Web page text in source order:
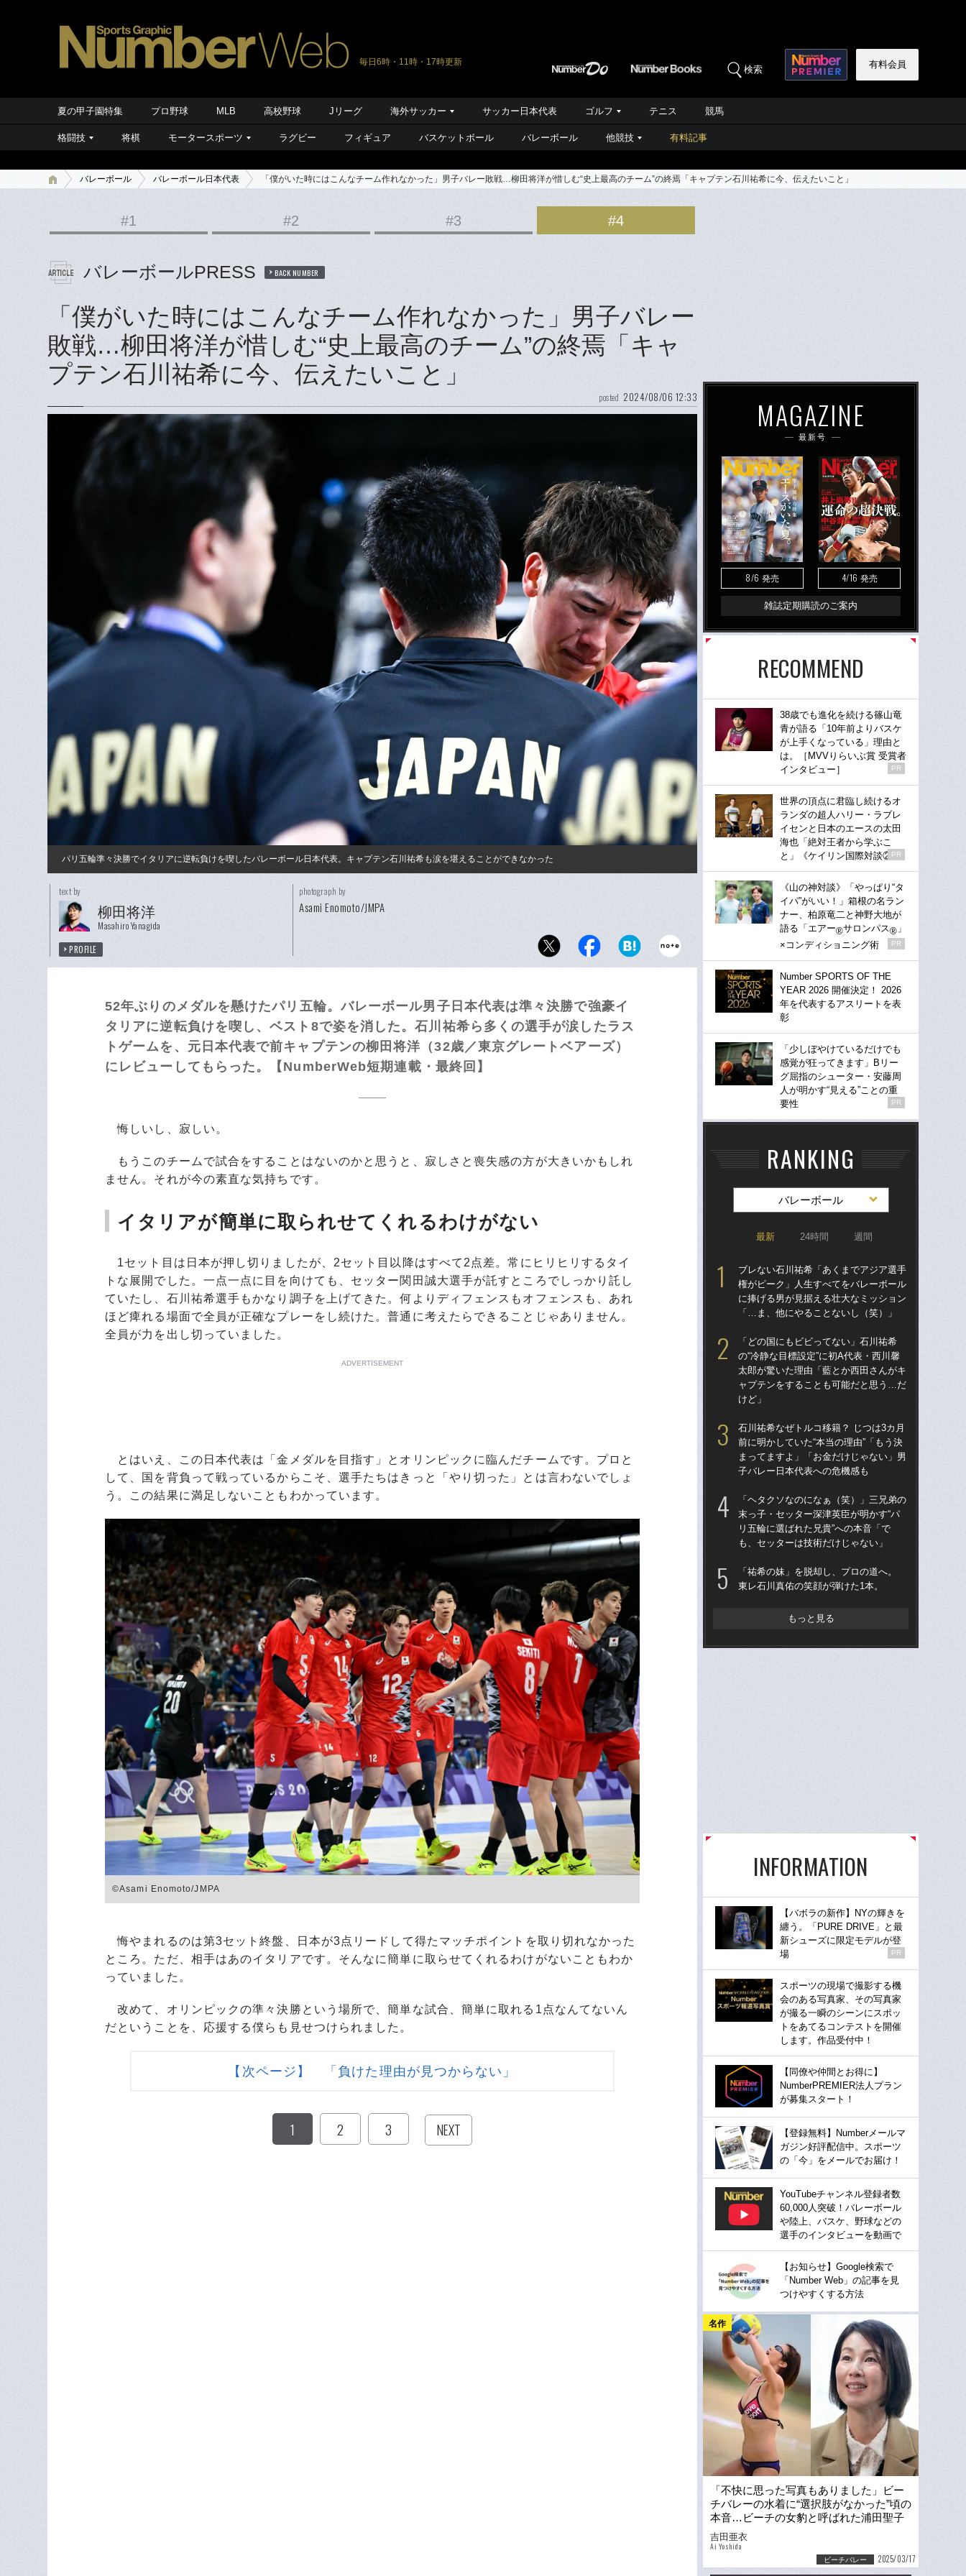
毎日6時・11時・17時更新
検索 有料会員
夏の甲子園特集 プロ野球 MLB 高校野球 Jリーグ 海外サッカー サッカー日本代表 ゴルフ テニス 競馬
格闘技 将棋 モータースポーツ ラグビー フィギュア バスケットボール バレーボール 他競技 有料記事
バレーボール バレーボール日本代表 「僕がいた時にはこんなチーム作れなかった」男子バレー敗戦…柳田将洋が惜しむ“史上最高のチーム”の終焉「キャプテン石川祐希に今、伝えたいこと」
#1 #2 #3 #4
バレーボールPRESS BACK NUMBER
「僕がいた時にはこんなチーム作れなかった」男子バレー
敗戦…柳田将洋が惜しむ“史上最高のチーム”の終焉「キャ
プテン石川祐希に今、伝えたいこと」
posted 2024/08/06 12:33
パリ五輪準々決勝でイタリアに逆転負けを喫したバレーボール日本代表。キャプテン石川祐希も涙を堪えることができなかった
text by
柳田将洋
Masahiro Yanagida
PROFILE
photograph by
Asami Enomoto/JMPA
52年ぶりのメダルを懸けたパリ五輪。バレーボール男子日本代表は準々決勝で強豪イ
タリアに逆転負けを喫し、ベスト8で姿を消した。石川祐希ら多くの選手が涙したラス
トゲームを、元日本代表で前キャプテンの柳田将洋（32歳／東京グレートベアーズ）
にレビューしてもらった。【NumberWeb短期連載・最終回】
悔しいし、寂しい。
もうこのチームで試合をすることはないのかと思うと、寂しさと喪失感の方が大きいかもしれ
ません。それが今の素直な気持ちです。
イタリアが簡単に取られせてくれるわけがない
1セット目は日本が押し切りましたが、2セット目以降はすべて2点差。常にヒリヒリするタイ
トな展開でした。一点一点に目を向けても、セッター関田誠大選手が託すところでしっかり託し
ていたし、石川祐希選手もかなり調子を上げてきた。何よりディフェンスもオフェンスも、あれ
ほど痺れる場面で全員が正確なプレーをし続けた。普通に考えたらできることじゃありません。
全員が力を出し切っていました。
ADVERTISEMENT
とはいえ、この日本代表は「金メダルを目指す」とオリンピックに臨んだチームです。プロと
して、国を背負って戦っているからこそ、選手たちはきっと「やり切った」とは言わないでしょ
う。この結果に満足しないこともわかっています。
©︎Asami Enomoto/JMPA
悔やまれるのは第3セット終盤、日本が3点リードして得たマッチポイントを取り切れなかった
ところ。ただ、相手はあのイタリアです。そんなに簡単に取らせてくれるわけがないこともわか
っていました。
改めて、オリンピックの準々決勝という場所で、簡単な試合、簡単に取れる1点なんてないん
だということを、応援する僕らも見せつけられました。
【次ページ】 「負けた理由が見つからない」
1 2 3 NEXT
MAGAZINE
最新号
8/6 発売 4/16 発売
雑誌定期購読のご案内
RECOMMEND
38歳でも進化を続ける篠山竜
青が語る「10年前よりバスケ
が上手くなっている」理由と
は。［MVVりらいぶ賞 受賞者
インタビュー］
PR
世界の頂点に君臨し続けるオ
ランダの超人ハリー・ラブレ
イセンと日本のエースの太田
海也「絶対王者から学ぶこ
と」《ケイリン国際対談②》
PR
《山の神対談》「やっぱり“タ
イパ”がいい！」箱根の名ラン
ナー、柏原竜二と神野大地が
語る「エアー®サロンパス® 」
×コンディショニング術
PR
Number SPORTS OF THE
YEAR 2026 開催決定！ 2026
年を代表するアスリートを表
彰
「少しぼやけているだけでも
感覚が狂ってきます」Bリー
グ屈指のシューター・安藤周
人が明かす“見える”ことの重
要性
PR
RANKING
バレーボール
最新 24時間 週間
ブレない石川祐希「あくまでアジア選手
権がピーク」人生すべてをバレーボール
に捧げる男が見据える壮大なミッション
「…ま、他にやることないし（笑）」
「どの国にもビビってない」石川祐希
の“冷静な目標設定”に初A代表・西川馨
太郎が驚いた理由「藍とか西田さんがキ
ャプテンをすることも可能だと思う…だ
けど」
石川祐希なぜトルコ移籍？ じつは3カ月
前に明かしていた“本当の理由”「もう決
まってますよ」「お金だけじゃない」男
子バレー日本代表への危機感も
「ヘタクソなのになぁ（笑）」三兄弟の
末っ子・セッター深津英臣が明かす“パ
リ五輪に選ばれた兄貴”への本音「で
も、セッターは技術だけじゃない」
「祐希の妹」を脱却し、プロの道へ。
東レ石川真佑の笑顔が弾けた1本。
もっと見る
INFORMATION
【バボラの新作】NYの輝きを
纏う。「PURE DRIVE」と最
新シューズに限定モデルが登
場
PR
スポーツの現場で撮影する機
会のある写真家、その写真家
が撮る一瞬のシーンにスポッ
トをあてるコンテストを開催
します。作品受付中！
【同僚や仲間とお得に】
NumberPREMIER法人プラン
が募集スタート！
【登録無料】Numberメールマ
ガジン好評配信中。スポーツ
の「今」をメールでお届け！
YouTubeチャンネル登録者数
60,000人突破！バレーボール
や陸上、バスケ、野球などの
選手のインタビューを動画で
【お知らせ】Google検索で
「Number Web」の記事を見
つけやすくする方法
名作
「不快に思った写真もありました」ビー
チバレーの水着に“選択肢がなかった”頃の
本音…ビーチの女豹と呼ばれた浦田聖子
を救った「出産と部活指導」
吉田亜衣
Ai Yoshida
ビーチバレー 2025/03/17